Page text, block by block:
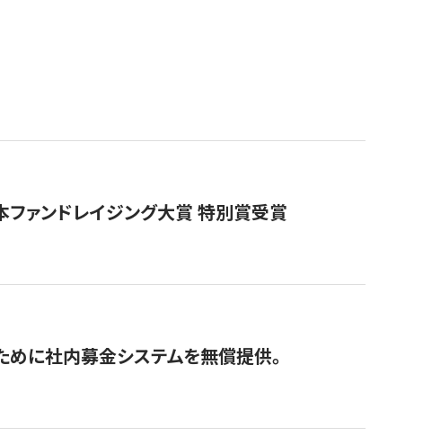
ファンドレイジング大賞 特別賞受賞
に社内募金システムを無償提供。